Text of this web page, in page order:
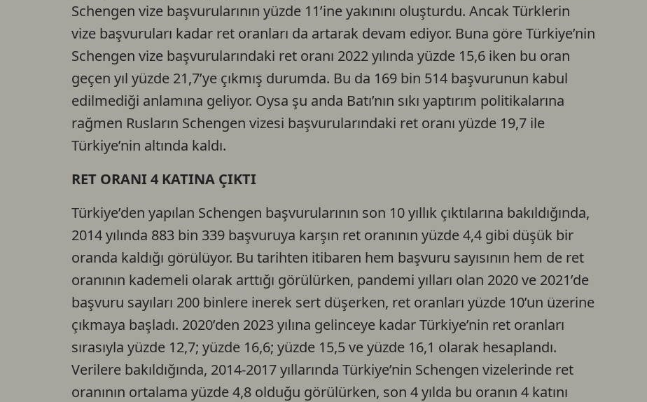
Schengen vize başvurularının yüzde 11’ine yakınını oluşturdu. Ancak Türklerin
vize başvuruları kadar ret oranları da artarak devam ediyor. Buna göre Türkiye’nin
Schengen vize başvurularındaki ret oranı 2022 yılında yüzde 15,6 iken bu oran
geçen yıl yüzde 21,7’ye çıkmış durumda. Bu da 169 bin 514 başvurunun kabul
edilmediği anlamına geliyor. Oysa şu anda Batı’nın sıkı yaptırım politikalarına
rağmen Rusların Schengen vizesi başvurularındaki ret oranı yüzde 19,7 ile
Türkiye’nin altında kaldı.
RET ORANI 4 KATINA ÇIKTI
Türkiye’den yapılan Schengen başvurularının son 10 yıllık çıktılarına bakıldığında,
2014 yılında 883 bin 339 başvuruya karşın ret oranının yüzde 4,4 gibi düşük bir
oranda kaldığı görülüyor. Bu tarihten itibaren hem başvuru sayısının hem de ret
oranının kademeli olarak arttığı görülürken, pandemi yılları olan 2020 ve 2021’de
başvuru sayıları 200 binlere inerek sert düşerken, ret oranları yüzde 10’un üzerine
çıkmaya başladı. 2020’den 2023 yılına gelinceye kadar Türkiye’nin ret oranları
sırasıyla yüzde 12,7; yüzde 16,6; yüzde 15,5 ve yüzde 16,1 olarak hesaplandı.
Verilere bakıldığında, 2014-2017 yıllarında Türkiye’nin Schengen vizelerinde ret
oranının ortalama yüzde 4,8 olduğu görülürken, son 4 yılda bu oranın 4 katını